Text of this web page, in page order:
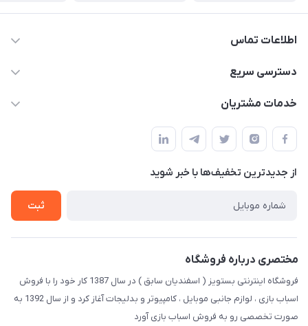
اطلاعات تماس
09123941837
دسترسی سریع
حساب کاربری
لیست محصولات
درباره ما
خدمات مشتریان
قوانین و مقررات
حریم خصوصی
راهنما
از جدید‌ترین تخفیف‌ها با‌ خبر شوید
ثبت
مختصری درباره فروشگاه
فروشگاه اینترنتی بستویز ( اسفندیان سابق ) در سال 1387 کار خود را با فروش
اسباب بازی ، لوازم جانبی موبایل ، کامپیوتر و بدلیجات آغاز کرد و از سال 1392 به
صورت تخصصی رو به فروش اسباب بازی آورد